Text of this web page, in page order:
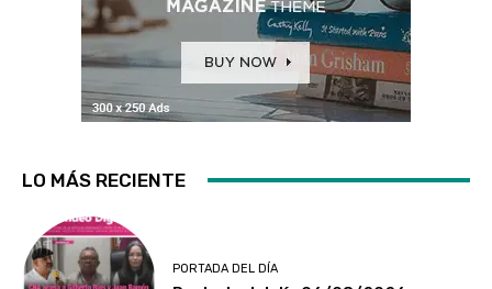
LO MÁS RECIENTE
PORTADA DEL DÍA